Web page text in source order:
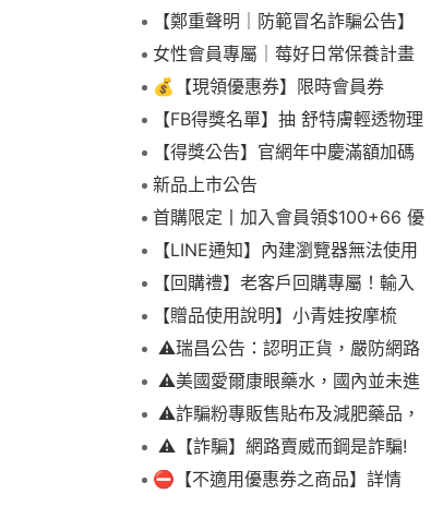
【鄭重聲明｜防範冒名詐騙公告】
女性會員專屬｜莓好日常保養計畫
💰【現領優惠券】限時會員券
【FB得獎名單】抽 舒特膚輕透物理
低敏防曬霜乙名(8/4報到截止)
【得獎公告】官網年中慶滿額加碼
抽FIKA蒸煮料理組2名(7/31截止)
新品上市公告
首購限定丨加入會員領$100+66 優
惠！【LINE通知】內建瀏覽器無法使用
下拉選單
【回購禮】老客戶回購專屬！輸入
折扣碼現折$100
【贈品使用說明】小青娃按摩梳
⚠️瑞昌公告：認明正貨，嚴防網路
詐騙⚠️美國愛爾康眼藥水，國內並未進
口販售
⚠️詐騙粉專販售貼布及減肥藥品，
請勿上當，請查明來源! 非瑞昌藥局
販售!
⚠️【詐騙】網路賣威而鋼是詐騙!
⛔【不適用優惠券之商品】詳情